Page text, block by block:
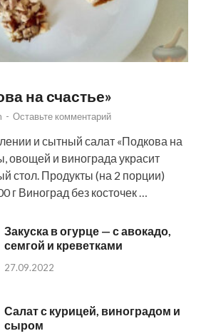
на счастье»
- Оставьте комментарий
и сытный салат «Подкова на
овощей и винограда украсит
стол. Продукты (на 2 порции)
г Виноград без косточек …
Закуска в огурце — с авокадо,
семгой и креветками
27.09.2022
Салат с курицей, виноградом и
сыром